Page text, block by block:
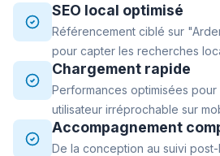
SEO local optimisé
Référencement ciblé sur
pour capter les recherches
Chargement rapide
Performances optimisées
utilisateur irréprochable sur
Accompagnement
De la conception au suivi